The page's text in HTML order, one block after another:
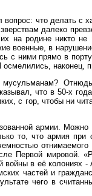
что делать с
далеко
на родине никто
военные, в
с ними прямо в
наконец,
что в 50-х
с гор, чтобы ни
армии.
то, что армия при
Первой мировой.
войны в её
частей и
чего в